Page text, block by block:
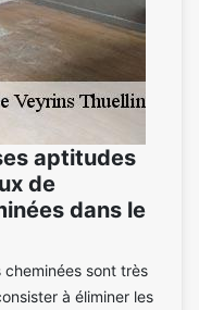
aptitudes
de
dans le
sont très
à éliminer les